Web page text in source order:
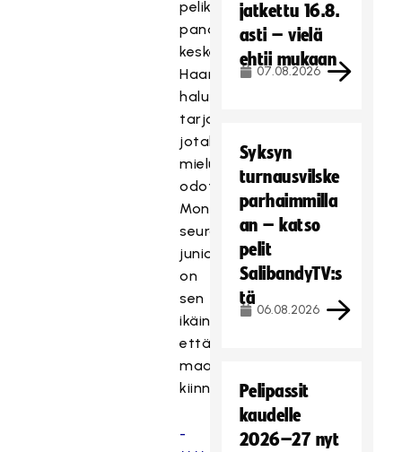
pelikaudella
pandemian
keskellä.
Haarrastajille
haluttiin
tarjota
jotakin
mieluista
odotettavaa.
Moni
seuran
juniori
on
sen
ikäinen,
että
maaottelut
kiinnostavat.
-
jatkettu 16.8.
asti – vielä
ehtii mukaan
07.08.2026
Syksyn
turnausvilske
parhaimmilla
an – katso
pelit
SalibandyTV:s
tä
06.08.2026
Pelipassit
kaudelle
2026–27 nyt